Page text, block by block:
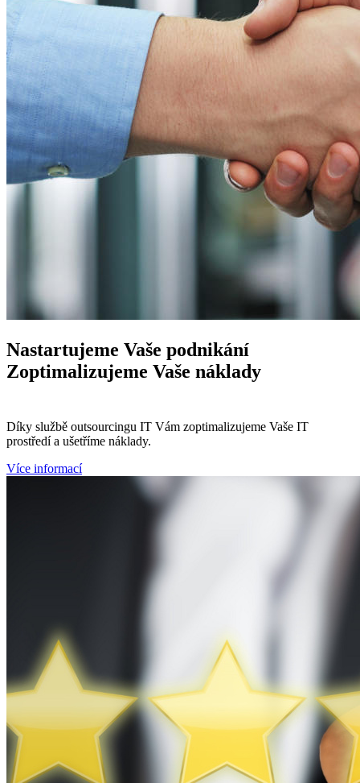
NastartujemeVaše podnikání
ZoptimalizujemeVaše náklady
Díky službě outsourcingu IT Vám zoptimalizujeme Vaše IT
prostředí a ušetříme náklady.
Více informací